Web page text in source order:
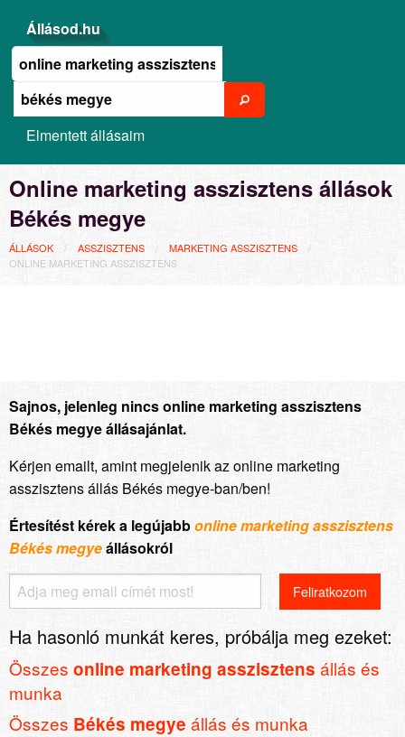
Állásod.hu
Elmentett állásaim
Online marketing asszisztens állások
Békés megye
ÁLLÁSOK ASSZISZTENS
MARKETING ASSZISZTENS
ONLINE MARKETING ASSZISZTENS
Sajnos, jelenleg nincs online marketing asszisztens
Békés megye állásajánlat.
Kérjen emailt, amint megjelenik az online marketing
asszisztens állás Békés megye-ban/ben!
Értesítést kérek a legújabbonline marketing asszisztens
Békés megyeállásokról
Ha hasonló munkát keres, próbálja meg ezeket:
Összes online marketing asszisztens állás és
munka
Összes Békés megye állás és munka